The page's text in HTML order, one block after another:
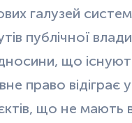
галузей
публічної
що
право відіграє у
що не мають